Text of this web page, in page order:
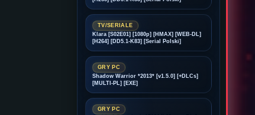
TV/SERIALE
Klara [S02E01] [1080p] [HMAX] [WEB-DL]
[H264] [DD5.1-K83] [Serial Polski]
GRY PC
Shadow Warrior *2013* [v1.5.0] [+DLCs]
[MULTI-PL] [EXE]
GRY PC